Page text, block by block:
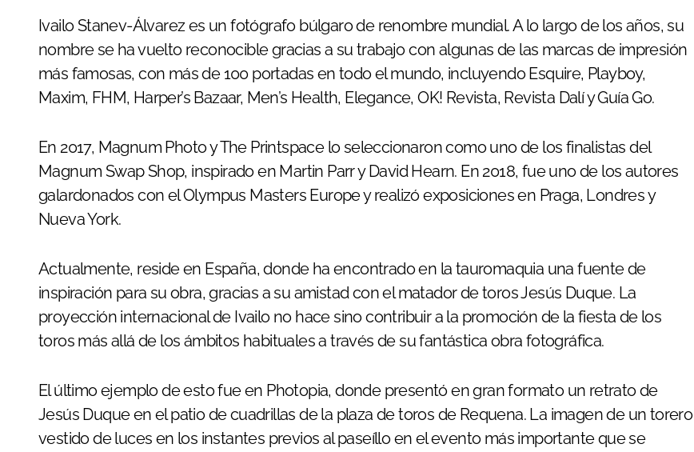
Ivailo Stanev-Álvarez es un fotógrafo búlgaro de renombre mundial. A lo largo de los años, su
nombre se ha vuelto reconocible gracias a su trabajo con algunas de las marcas de impresión
más famosas, con más de 100 portadas en todo el mundo, incluyendo Esquire, Playboy,
Maxim, FHM, Harper’s Bazaar, Men’s Health, Elegance, OK! Revista, Revista Dalí y Guía Go.
En 2017, Magnum Photo y The Printspace lo seleccionaron como uno de los finalistas del
Magnum Swap Shop, inspirado en Martin Parr y David Hearn. En 2018, fue uno de los autores
galardonados con el Olympus Masters Europe y realizó exposiciones en Praga, Londres y
Nueva York.
Actualmente, reside en España, donde ha encontrado en la tauromaquia una fuente de
inspiración para su obra, gracias a su amistad con el matador de toros Jesús Duque. La
proyección internacional de Ivailo no hace sino contribuir a la promoción de la fiesta de los
toros más allá de los ámbitos habituales a través de su fantástica obra fotográfica.
El último ejemplo de esto fue en Photopia, donde presentó en gran formato un retrato de
Jesús Duque en el patio de cuadrillas de la plaza de toros de Requena. La imagen de un torero
vestido de luces en los instantes previos al paseíllo en el evento más importante que se